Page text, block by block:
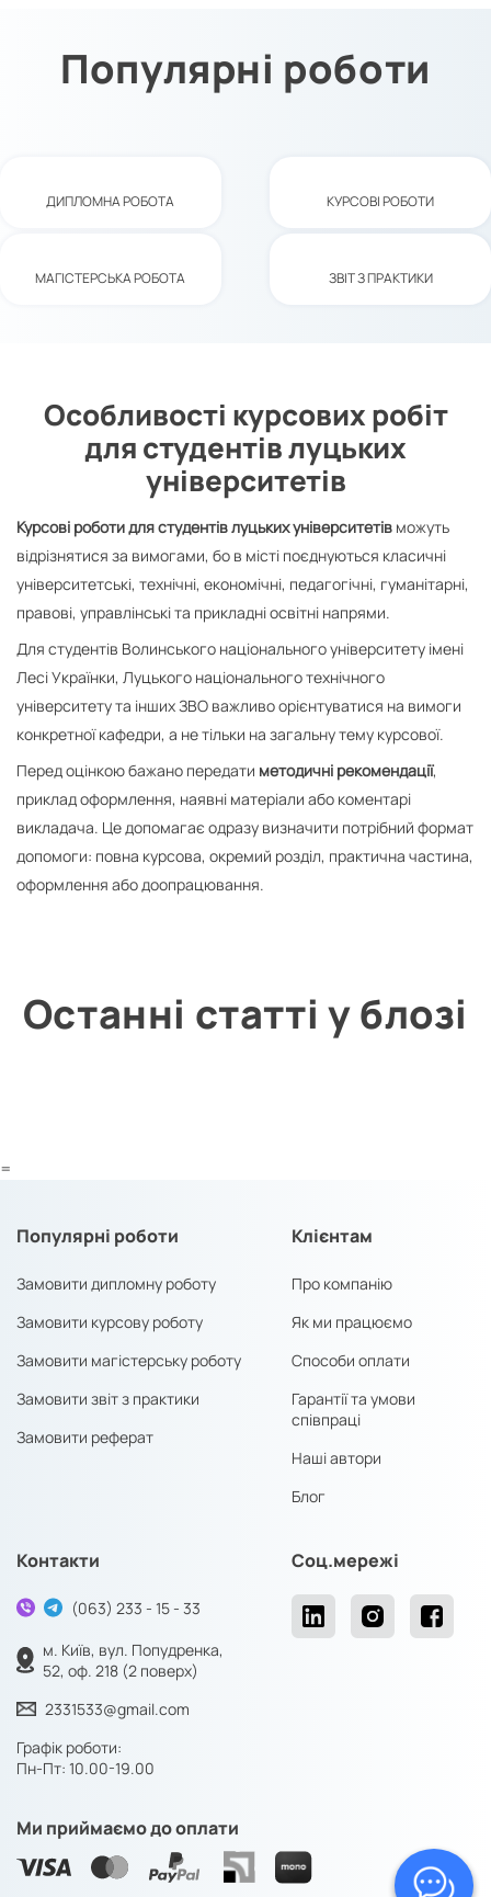
Популярні роботи
ДИПЛОМНА РОБОТА КУРСОВІ РОБОТИ
МАГІСТЕРСЬКА РОБОТА ЗВІТ З ПРАКТИКИ
Особливості курсових робіт
для студентів луцьких
університетів
Курсові роботи для студентів луцьких університетів можуть
відрізнятися за вимогами, бо в місті поєднуються класичні
університетські, технічні, економічні, педагогічні, гуманітарні,
правові, управлінські та прикладні освітні напрями.
Для студентів Волинського національного університету імені
Лесі Українки, Луцького національного технічного
університету та інших ЗВО важливо орієнтуватися на вимоги
конкретної кафедри, а не тільки на загальну тему курсової.
Перед оцінкою бажано передати методичні рекомендації,
приклад оформлення, наявні матеріали або коментарі
викладача. Це допомагає одразу визначити потрібний формат
допомоги: повна курсова, окремий розділ, практична частина,
оформлення або доопрацювання.
Останні статті у блозі
=
Популярні роботи
Замовити дипломну роботу
Замовити курсову роботу
Замовити магістерську роботу
Замовити звіт з практики
Замовити реферат
Клієнтам
Про компанію
Як ми працюємо
Способи оплати
Гарантії та умови
співпраці
Наші автори
Блог
Контакти
(063) 233 - 15 - 33
м. Київ, вул. Попудренка,
52, оф. 218 (2 поверх)
2331533@gmail.com
Графік роботи:
Пн-Пт: 10.00-19.00
Соц.мережі
Ми приймаємо до оплати